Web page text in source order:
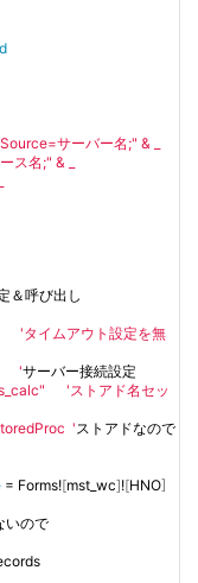
Source=サーバー名;" & _
ス名;" & _
＆呼び出し
'タイムアウト設定を無
'
サーバー接続設定
'ストアド名セッ
'
ストアドなので
= Forms![mst_wc]![HNO]
いので